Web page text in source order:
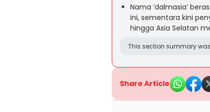
Nama ‘dalmasia’
ini, sementara kini
hingga Asia Selatan
This section summary
Share Article